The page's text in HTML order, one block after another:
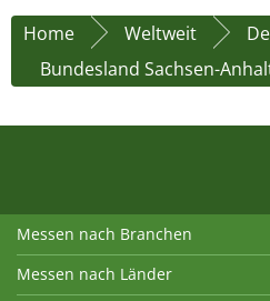
Home
Weltweit
Bundesland Sachsen-
Messen nach Branchen
Messen nach Länder